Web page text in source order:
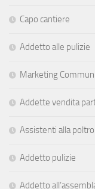
Capo cantiere
Addetto alle pulizie
Marketing
Addette vendita
Assistenti alla
Addetto pulizie
Addetto